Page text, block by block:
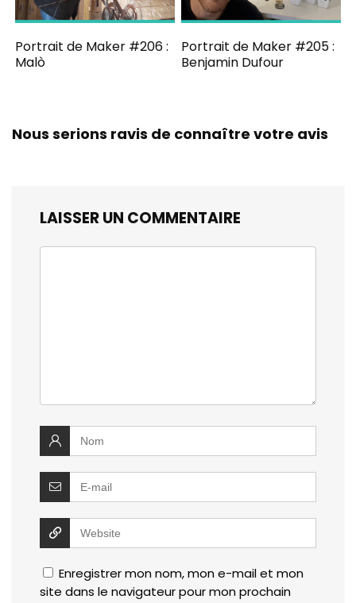
Portrait de Maker #206 :
Malò
Portrait de Maker #205 :
Benjamin Dufour
Nous serions ravis de connaître votre avis
LAISSER UN COMMENTAIRE
Enregistrer mon nom, mon e-mail et mon
site dans le navigateur pour mon prochain